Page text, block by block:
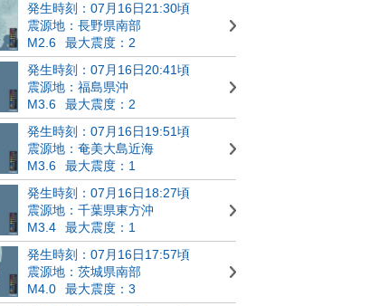
発生時刻：07月16日21:30頃
震源地：長野県南部
M2.6
最大震度：2
発生時刻：07月16日20:41頃
震源地：福島県沖
M3.6
最大震度：2
発生時刻：07月16日19:51頃
震源地：奄美大島近海
M3.6
最大震度：1
発生時刻：07月16日18:27頃
震源地：千葉県東方沖
M3.4
最大震度：1
発生時刻：07月16日17:57頃
震源地：茨城県南部
M4.0
最大震度：3